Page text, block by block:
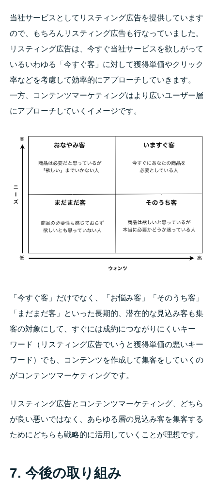
当社サービスとしてリスティング広告を提供しています
ので、もちろんリスティング広告も行なっていました。
リスティング広告は、今すぐ当社サービスを欲しがって
いるいわゆる「今すぐ客」に対して獲得単価やクリック
率などを考慮して効率的にアプローチしていきます。
一方、コンテンツマーケティングはより広いユーザー層
にアプローチしていくイメージです。
「今すぐ客」だけでなく、「お悩み客」「そのうち客」
「まだまだ客」といった長期的、潜在的な見込み客も集
客の対象にして、すぐには成約につながりにくいキー
ワード（リスティング広告でいうと獲得単価の悪いキー
ワード）でも、コンテンツを作成して集客をしていくの
がコンテンツマーケティングです。
リスティング広告とコンテンツマーケティング、どちら
が良い悪いではなく、あらゆる層の見込み客を集客する
ためにどちらも戦略的に活用していくことが理想です。
7. 今後の取り組み